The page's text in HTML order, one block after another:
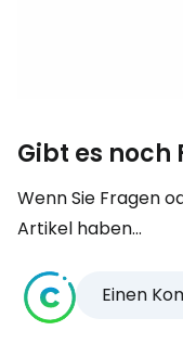
Gibt es noch
Wenn Sie Fragen
Artikel haben...
Einen